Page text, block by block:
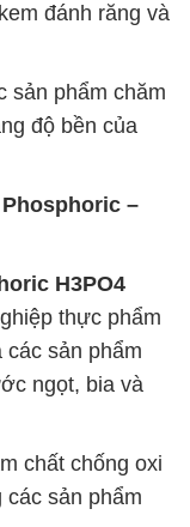
đánh răng và
sản phẩm chăm
độ bền của
–
H3PO4
thực phẩm
các sản phẩm
ngọt, bia và
chất chống oxi
các sản phẩm